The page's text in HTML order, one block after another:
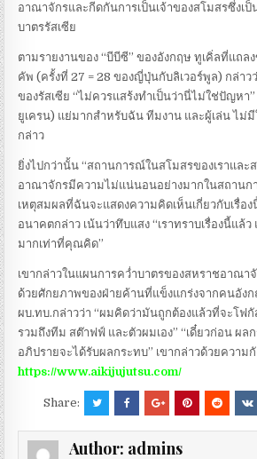
อาณาจักรและกีดกันการเป็นเจ้าของสโมสรซึ่งเ
บาตรรัสเซีย
ตามรายงานของ “บีบีซี” ของอังกฤษ ทูเคิ่ลที่แถล
คัพ (ครั้งที่ 27 = 28 ของญี่ปุ่นกับลิเวอร์พูล) กล่าวว่
ของรัสเซีย “ไม่ควรแสร้งทำเป็นว่านี่ไม่ใช่ปัญหา
ยูเครน) แย่มากสำหรับฉัน ทีมงาน และผู้เล่น ไม่มี
กล่าว
ยิ่งไปกว่านั้น “สถานการณ์ในสโมสรของเราแล
อาณาจักรมีความไม่แน่นอนอย่างมากในสถาน
เหตุสมผลที่ฉันจะแสดงความคิดเห็นเกี่ยวกับเรื่อ
อนาคตกล่าว เน้นว่าทึบแสง “เราทราบเรื่องนี้แล้
มากเท่าที่คุณคิด”
เขากล่าวในแผนการคว่ำบาตรของสหราชอาณา
ด้วยศักยภาพของฝ่ายค้านที่แข็งแกร่งจากคนอัง
ผบ.ทบ.กล่าวว่า “ผมคิดว่ามันถูกต้องแล้วที่จะโฟกั
รวมถึงทีม สต๊าฟฟ์ และตัวผมเอง” “เดี๋ยวก่อน ผล
อภิปรายจะได้รับผลกระทบ” เขากล่าวด้วยความ
https://www.aikijujutsu.com/
Share:
Author: admins